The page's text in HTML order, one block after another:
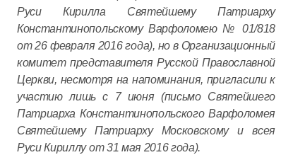
Руси Кирилла Святейшему Патриарху
Константинопольскому Варфоломею № 01/818
от 26 февраля 2016 года), но в Организационный
комитет представителя Русской Православной
Церкви, несмотря на напоминания, пригласили к
участию лишь с 7 июня (письмо Святейшего
Патриарха Константинопольского Варфоломея
Святейшему Патриарху Московскому и всея
Руси Кириллу от 31 мая 2016 года).